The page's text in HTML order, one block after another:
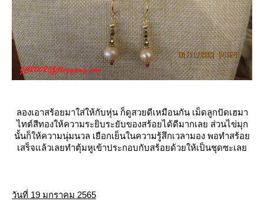
ลองเอาสร้อยมาใส่ให้กับหุ่น ก็ดูสวยดีเหมือนกัน เม็ดลูกปัดเฮมา
ไทต์สีทองให้ความระยิบระยับของสร้อยได้ดีมากเลย ส่วนไข่มุก
นั้นก็ให้ความนุ่มนวล เยือกเย็นในความรู้สึกเวลามอง พอทำสร้อ
เสร็จแล้วเลยทำตุ้มหูเข้าประกอบกับสร้อยด้วยให้เป็นชุดซะเล
วันที่ 19 มกราคม 2565